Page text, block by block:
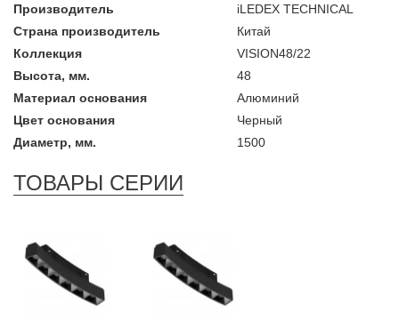
Производитель
iLEDEX TECHNICAL
Страна производитель
Китай
Коллекция
VISION48/22
Высота, мм.
48
Материал основания
Алюминий
Цвет основания
Черный
Диаметр, мм.
1500
ТОВАРЫ СЕРИИ